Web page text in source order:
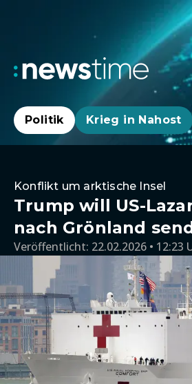
Politik Krieg in Nahost
Konflikt um arktische Insel
Trump will US-
nach Grönland
Veröffentlicht: 22.02.2026 • 12:23